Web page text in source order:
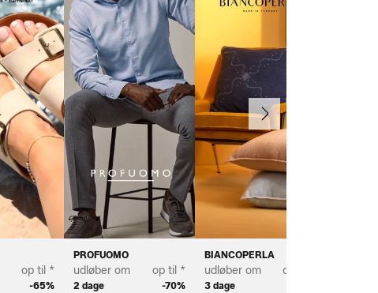
op til *
-65%
PROFUOMO
udløber om
2 dage
op til *
-70%
BIANCOPERLA
udløber om
3 dage
op til *
Næste